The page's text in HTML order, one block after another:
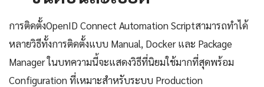
การติดตั้งOpenID Connect Automation Scriptสามารถทำได้
หลายวิธีทั้งการติดตั้งแบบ Manual, Docker และ Package
Manager ในบทความนี้จะแสดงวิธีที่นิยมใช้มากที่สุดพร้อม
Configuration ที่เหมาะสำหรับระบบ Production